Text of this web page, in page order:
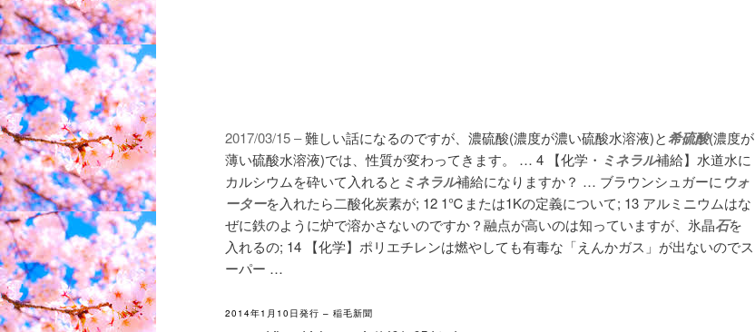
2017/03/15 –難しい話になるのですが、濃硫酸(濃度が濃い硫酸水溶液)と希硫酸(濃度が
薄い硫酸水溶液)では、性質が変わってきます。 … 4 【化学・ ミネラル補給】水道水に
カルシウムを砕いて入れると ミネラル補給になりますか？ … ブラウンシュガーに ウォ
ーターを入れたら二酸化炭素が; 12 1℃または1Kの定義について; 13 アルミニウムはな
ぜに鉄のように炉で溶かさないのですか？融点が高いのは知っていますが、氷晶石を
入れるの; 14 【化学】ポリエチレンは燃やしても有毒な「えんかガス」が出ないのでス
ーパー …
2014年1月10日発行 – 稲毛新聞